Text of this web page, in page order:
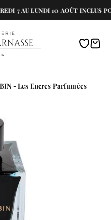
7 AU LUNDI 10 AOÛT INCLUS
- Les Encres Parfumées